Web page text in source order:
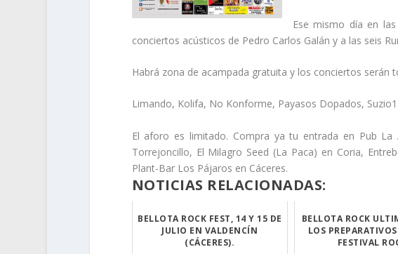
Ese mismo día en
conciertos acústicos de Pedro Carlos Galán y a las seis
Habrá zona de acampada gratuita y los conciertos serán
Limando, Kolifa, No Konforme, Payasos Dopados,
El aforo es limitado. Compra ya tu entrada en Pub La
Torrejoncillo, El Milagro Seed (La Paca) en Coria,
Plant-Bar Los Pájaros en Cáceres.
NOTICIAS RELACIONADAS:
BELLOTA ROCK FEST, 14 Y 15 DE
JULIO EN VALDENCÍN
(CÁCERES).
BELLOTA ROCK
LOS
FESTIVAL